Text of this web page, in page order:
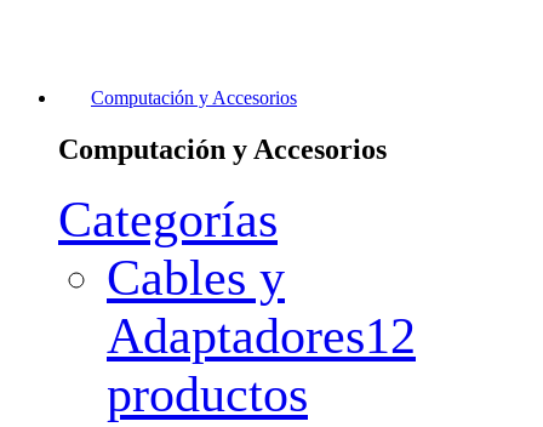
Computación y Accesorios
Computación y Accesorios
Categorías
Cables y
Adaptadores12
productos